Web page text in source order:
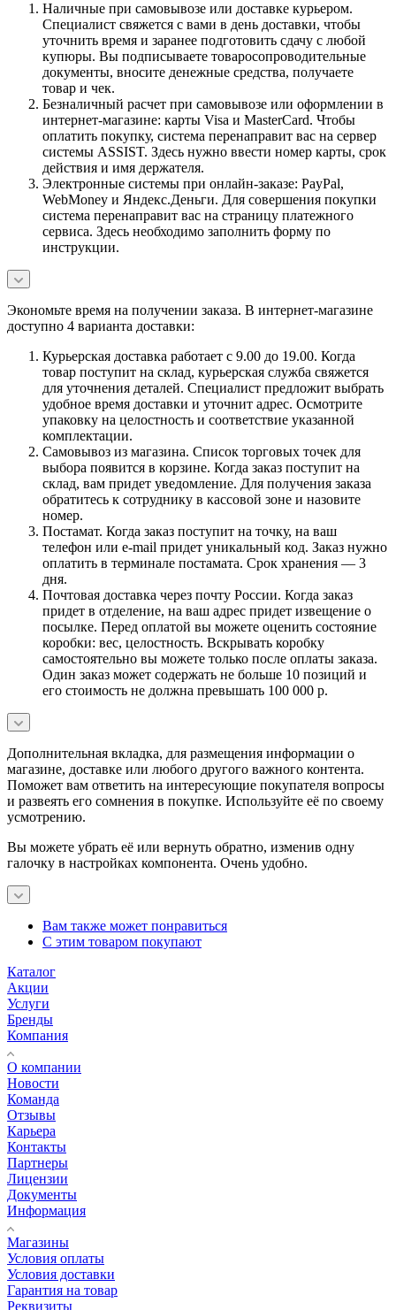
Наличные при самовывозе или доставке курьером.
Специалист свяжется с вами в день доставки, чтобы
уточнить время и заранее подготовить сдачу с любой
купюры. Вы подписываете товаросопроводительные
документы, вносите денежные средства, получаете
товар и чек.
Безналичный расчет при самовывозе или оформлении в
интернет-магазине: карты Visa и MasterCard. Чтобы
оплатить покупку, система перенаправит вас на сервер
системы ASSIST. Здесь нужно ввести номер карты, срок
действия и имя держателя.
Электронные системы при онлайн-заказе: PayPal,
WebMoney и Яндекс.Деньги. Для совершения покупки
система перенаправит вас на страницу платежного
сервиса. Здесь необходимо заполнить форму по
инструкции.
Экономьте время на получении заказа. В интернет-магазине
доступно 4 варианта доставки:
Курьерская доставка работает с 9.00 до 19.00. Когда
товар поступит на склад, курьерская служба свяжется
для уточнения деталей. Специалист предложит выбрать
удобное время доставки и уточнит адрес. Осмотрите
упаковку на целостность и соответствие указанной
комплектации.
Самовывоз из магазина. Список торговых точек для
выбора появится в корзине. Когда заказ поступит на
склад, вам придет уведомление. Для получения заказа
обратитесь к сотруднику в кассовой зоне и назовите
номер.
Постамат. Когда заказ поступит на точку, на ваш
телефон или e-mail придет уникальный код. Заказ нужно
оплатить в терминале постамата. Срок хранения — 3
дня.
Почтовая доставка через почту России. Когда заказ
придет в отделение, на ваш адрес придет извещение о
посылке. Перед оплатой вы можете оценить состояние
коробки: вес, целостность. Вскрывать коробку
самостоятельно вы можете только после оплаты заказа.
Один заказ может содержать не больше 10 позиций и
его стоимость не должна превышать 100 000 р.
Дополнительная вкладка, для размещения информации о
магазине, доставке или любого другого важного контента.
Поможет вам ответить на интересующие покупателя вопросы
и развеять его сомнения в покупке. Используйте её по своему
усмотрению.
Вы можете убрать её или вернуть обратно, изменив одну
галочку в настройках компонента. Очень удобно.
Вам также может понравиться
С этим товаром покупают
Каталог
Акции
Услуги
Бренды
Компания
О компании
Новости
Команда
Отзывы
Карьера
Контакты
Партнеры
Лицензии
Документы
Информация
Магазины
Условия оплаты
Условия доставки
Гарантия на товар
Реквизиты